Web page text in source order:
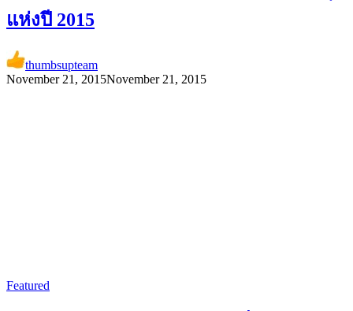
แห่งปี 2015
thumbsupteam
November 21, 2015November 21, 2015
Featured